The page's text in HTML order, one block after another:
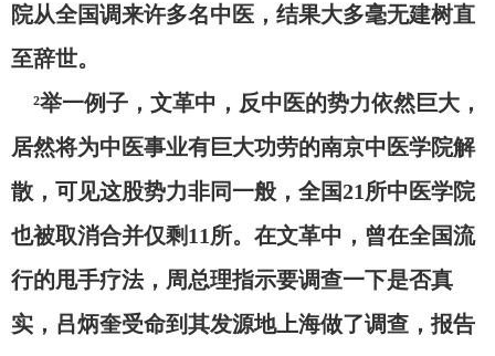
院从全国调来许多名中医，结果大多毫无建树直
至辞世。
²举一例子，文革中，反中医的势力依然巨大，
居然将为中医事业有巨大功劳的南京中医学院解
散，可见这股势力非同一般，全国21所中医学院
也被取消合并仅剩11所。在文革中，曾在全国流
行的甩手疗法，周总理指示要调查一下是否真
实，吕炳奎受命到其发源地上海做了调查，报告